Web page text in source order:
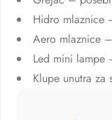
Hidro mlaznice
Aero mlaznice
Led mini lampe
Klupe unutra za